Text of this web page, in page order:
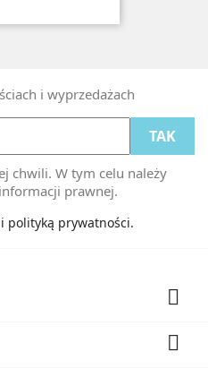
i wyprzedażach
chwili. W tym celu należy
prawnej.
polityką prywatności.

